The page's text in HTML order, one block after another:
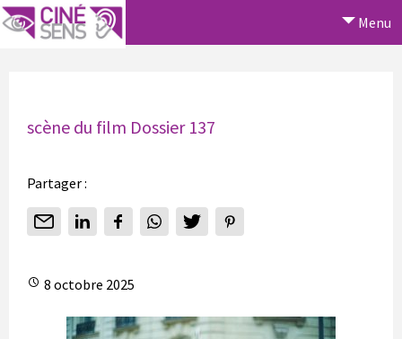
Menu
scène du film Dossier 137
Partager :
8 octobre 2025